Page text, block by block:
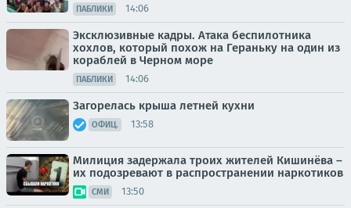
ПАБЛИКИ 14:06
Эксклюзивные кадры. Атака беспилотника
хохлов, который похож на Гераньку на один из
кораблей в Черном море
ПАБЛИКИ 14:06
Загорелась крыша летней кухни
ОФИЦ. 13:58
Милиция задержала троих жителей Кишинёва –
их подозревают в распространении наркотиков
СМИ 13:50